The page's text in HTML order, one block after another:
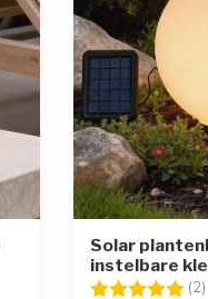
Solar
instelbare
Beoordeling: (2)